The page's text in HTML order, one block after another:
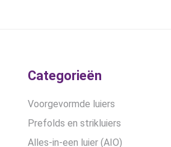
Categorieën
Voorgevormde luiers
Prefolds en strikluiers
Alles-in-een luier (AIO)